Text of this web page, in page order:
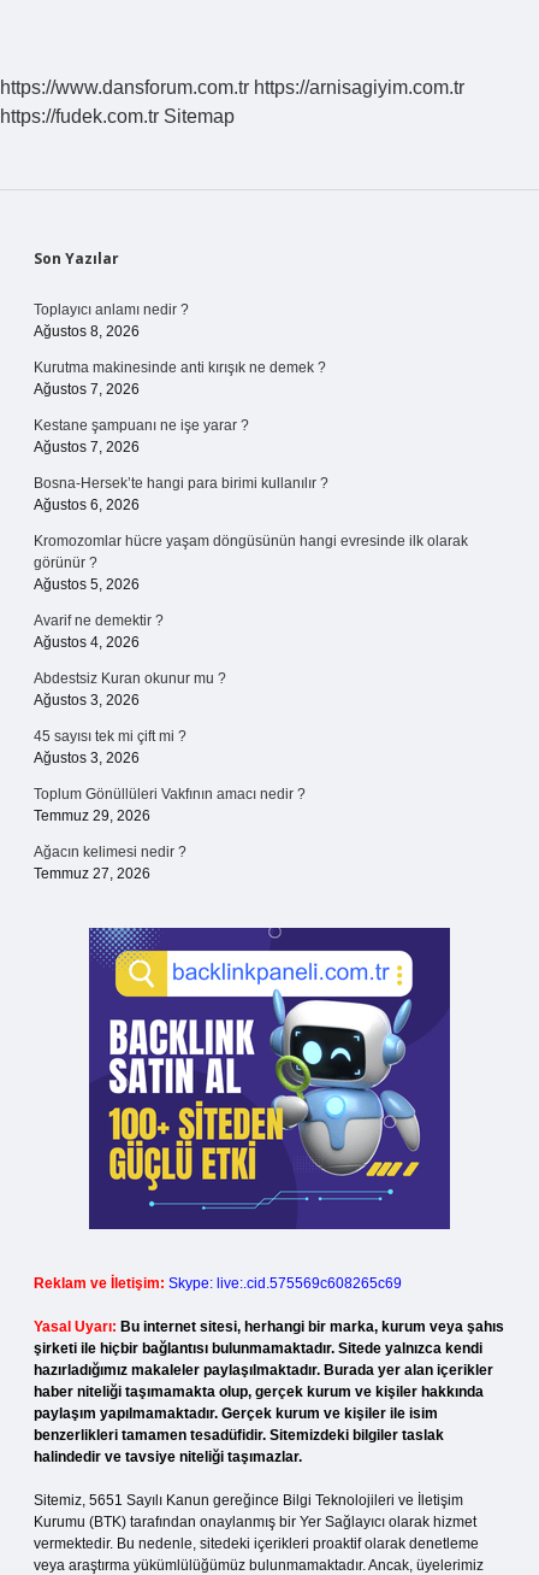
https://www.dansforum.com.tr https://arnisagiyim.com.tr
https://fudek.com.tr Sitemap
Sidebar
Son Yazılar
Toplayıcı anlamı nedir ?
Ağustos 8, 2026
Kurutma makinesinde anti kırışık ne demek ?
Ağustos 7, 2026
Kestane şampuanı ne işe yarar ?
Ağustos 7, 2026
Bosna-Hersek’te hangi para birimi kullanılır ?
Ağustos 6, 2026
Kromozomlar hücre yaşam döngüsünün hangi evresinde ilk olarak
görünür ?
Ağustos 5, 2026
Avarif ne demektir ?
Ağustos 4, 2026
Abdestsiz Kuran okunur mu ?
Ağustos 3, 2026
45 sayısı tek mi çift mi ?
Ağustos 3, 2026
Toplum Gönüllüleri Vakfının amacı nedir ?
Temmuz 29, 2026
Ağacın kelimesi nedir ?
Temmuz 27, 2026
Reklam ve İletişim: Skype: live:.cid.575569c608265c69
Yasal Uyarı: Bu internet sitesi, herhangi bir marka, kurum veya şahıs
şirketi ile hiçbir bağlantısı bulunmamaktadır. Sitede yalnızca kendi
hazırladığımız makaleler paylaşılmaktadır. Burada yer alan içerikler
haber niteliği taşımamakta olup, gerçek kurum ve kişiler hakkında
paylaşım yapılmamaktadır. Gerçek kurum ve kişiler ile isim
benzerlikleri tamamen tesadüfidir. Sitemizdeki bilgiler taslak
halindedir ve tavsiye niteliği taşımazlar.
Sitemiz, 5651 Sayılı Kanun gereğince Bilgi Teknolojileri ve İletişim
Kurumu (BTK) tarafından onaylanmış bir Yer Sağlayıcı olarak hizmet
vermektedir. Bu nedenle, sitedeki içerikleri proaktif olarak denetleme
veya araştırma yükümlülüğümüz bulunmamaktadır. Ancak, üyelerimiz